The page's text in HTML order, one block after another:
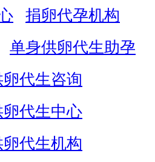
捐卵代孕机构
单身供卵代生助孕
代生咨询
代生中心
代生机构